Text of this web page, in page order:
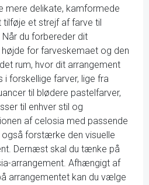
mere delikate, kamformede
tilføje et strejf af farve til
du forbereder dit
for farveskemaet og den
rum, hvor dit arrangement
i forskellige farver, lige fra
til blødere pastelfarver,
til enhver stil og
af celosia med passende
forstærke den visuelle
Dernæst skal du tænke på
arrangement. Afhængigt af
arrangementet kan du vælge